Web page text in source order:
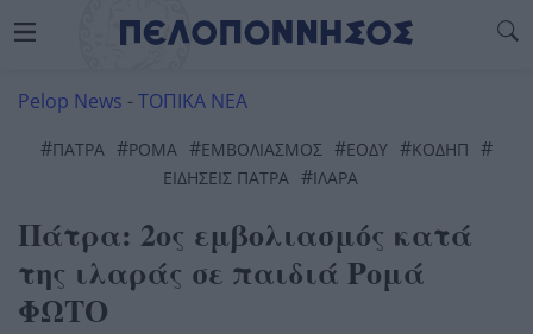
Pelop News -ΤΟΠΙΚΑ ΝΕΑ
#ΠΆΤΡΑ #ΡΟΜΆ #ΕΜΒΟΛΙΑΣΜΌΣ #ΕΟΔΥ #ΚΟΔΗΠ #
ΕΙΔΗΣΕΙΣ ΠΑΤΡΑ #ΙΛΑΡΆ
Πάτρα: 2ος εμβολιασμός κατά
της ιλαράς σε παιδιά Ρομά
ΦΩΤΟ